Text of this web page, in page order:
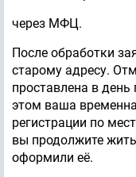
через МФЦ.
После обработки
старому адресу.
проставлена в
этом ваша
регистрации по
вы продолжите
оформили её.